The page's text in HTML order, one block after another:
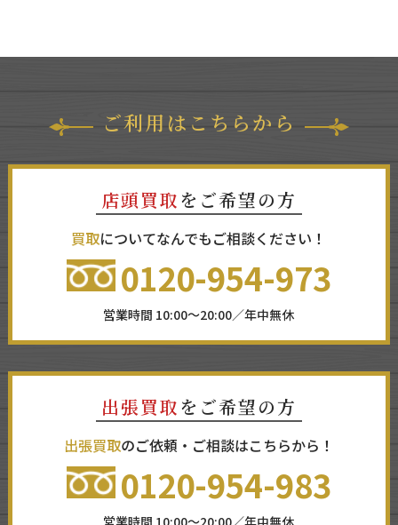
ご利用はこちらから
店頭買取 をご希望の方
買取についてなんでもご相談ください！
0120-954-973
営業時間 10:00～20:00／年中無休
出張買取 をご希望の方
出張買取のご依頼・ご相談はこちらから！
0120-954-983